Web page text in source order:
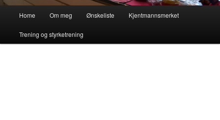
Home Om meg Ønskeliste Kjentmannsmerket
Trening og styrketrening